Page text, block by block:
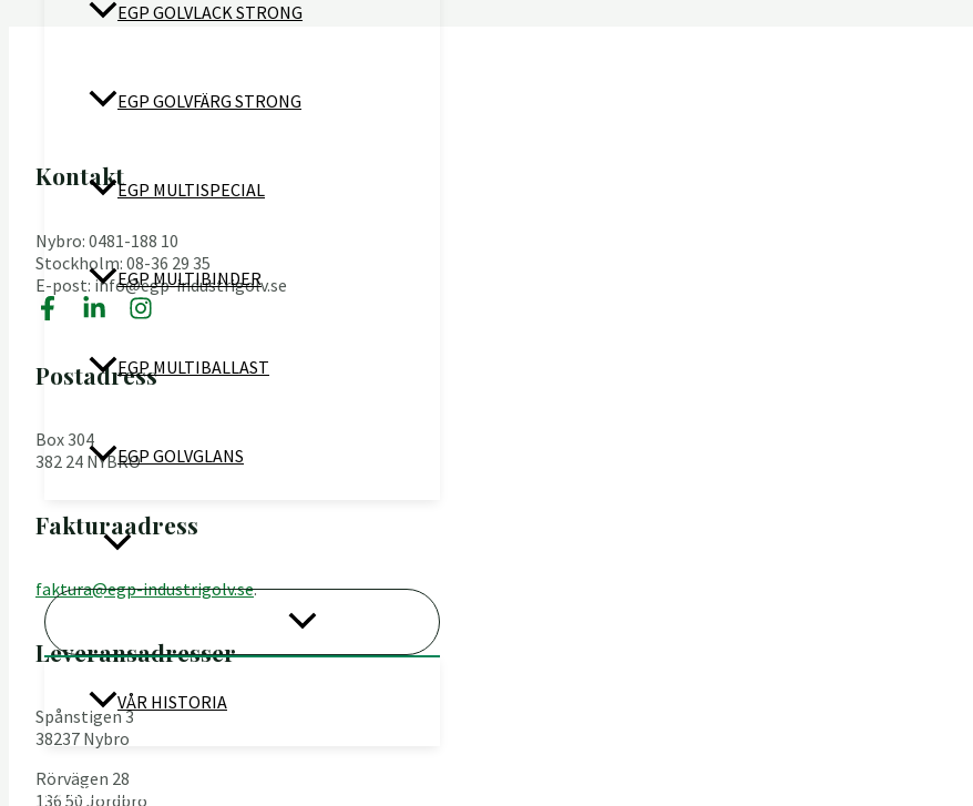
EGP GOLVLACK STRONG
EGP GOLVFÄRG STRONG
EGP MULTISPECIAL
EGP MULTIBINDER
EGP MULTIBALLAST
EGP GOLVGLANS
VÅR HISTORIA
KONTAKTA OSS
Kontakt
Nybro: 0481-188 10
Stockholm: 08-36 29 35
E-post: info@egp-industrigolv.se
Postadress
Box 304
382 24 NYBRO
Fakturaadress
faktura@egp-industrigolv.se.
Leveransadresser
Spånstigen 3
38237 Nybro
Rörvägen 28
136 50 Jordbro